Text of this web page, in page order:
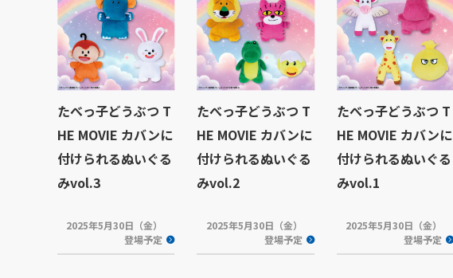
たべっ子どうぶつ T
HE MOVIE カバンに
付けられるぬいぐる
みvol.3
2025年5月30日（金）
登場予定
たべっ子どうぶつ T
HE MOVIE カバンに
付けられるぬいぐる
みvol.2
2025年5月30日（金）
登場予定
たべっ子どうぶつ T
HE MOVIE カバンに
付けられるぬいぐる
みvol.1
2025年5月30日（金）
登場予定